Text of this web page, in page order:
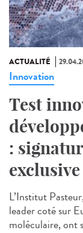
ACTUALITÉ
Innovation
Test
:
L’Institut
leader coté sur
moléculaire, ont